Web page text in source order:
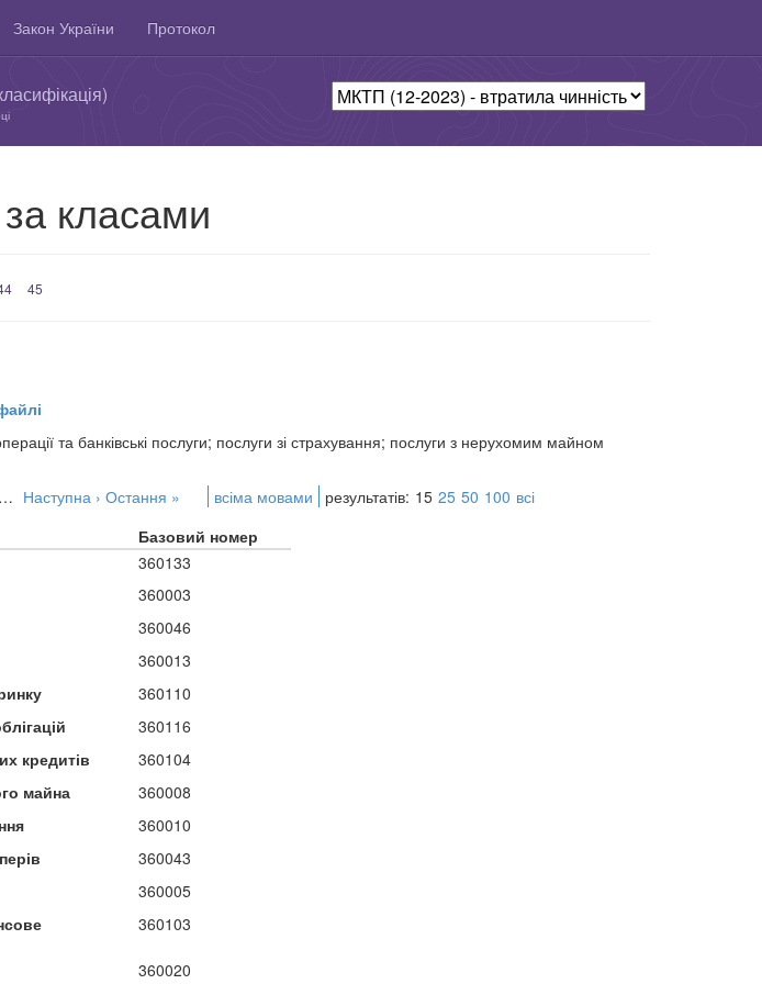
Закон України Протокол
класами
45
та банківські послуги; послуги зі страхування; послуги з нерухомим майном
… Наступна › Остання » всіма мовами результатів: 15 25 50 100 всі
Базовий номер
360133
360003
360046
360013
360110
360116
кредитів
360104
майна
360008
360010
360043
360005
360103
360020